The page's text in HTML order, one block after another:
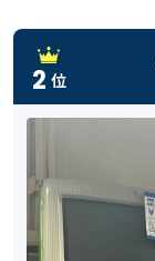
2 位